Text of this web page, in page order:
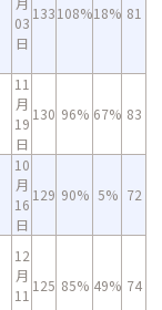
03
日
133108%18% 81
11
月
19
日
130 96% 67% 83
10
月
16
日
129 90% 5% 72
12
月
11
125 85% 49% 74